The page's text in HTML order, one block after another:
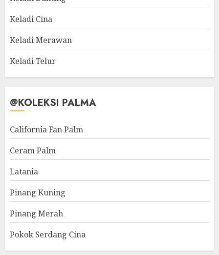
Keladi Cina
Keladi Merawan
Keladi Telur
@KOLEKSI PALMA
California Fan Palm
Ceram Palm
Latania
Pinang Kuning
Pinang Merah
Pokok Serdang Cina